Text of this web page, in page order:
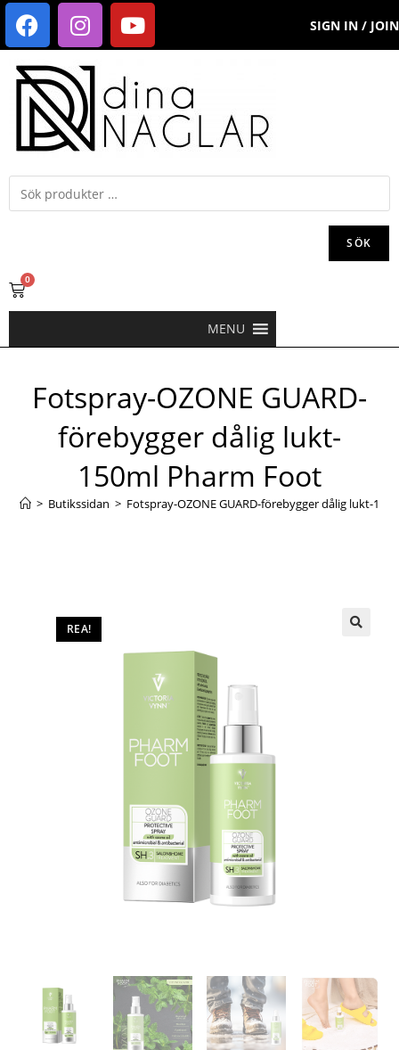
SIGN IN / JOIN
SÖK
0
MENU
Fotspray-OZONE GUARD-
förebygger dålig lukt-
150ml Pharm Foot
> Butikssidan > Fotspray-OZONE GUARD-förebygger dålig lukt-
REA!